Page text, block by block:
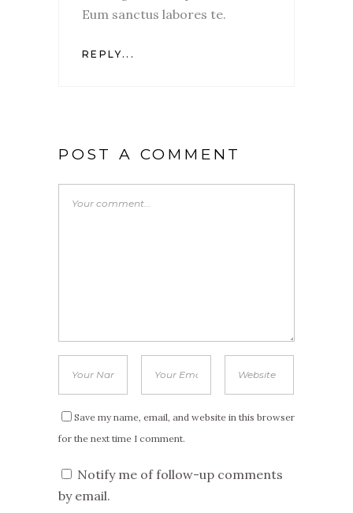
Eum sanctus labores te.
REPLY...
POST A COMMENT
Save my name, email, and website in this browser
for the next time I comment.
Notify me of follow-up comments
by email.